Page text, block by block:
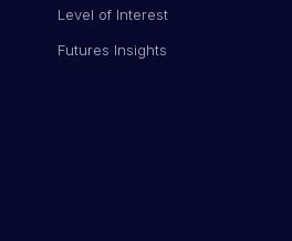
Level of Interest
Futures Insights